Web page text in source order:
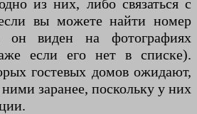
из них, либо связаться с
вы можете найти номер
он виден на фотографиях
если его нет в списке).
гостевых домов ожидают,
заранее, поскольку у них